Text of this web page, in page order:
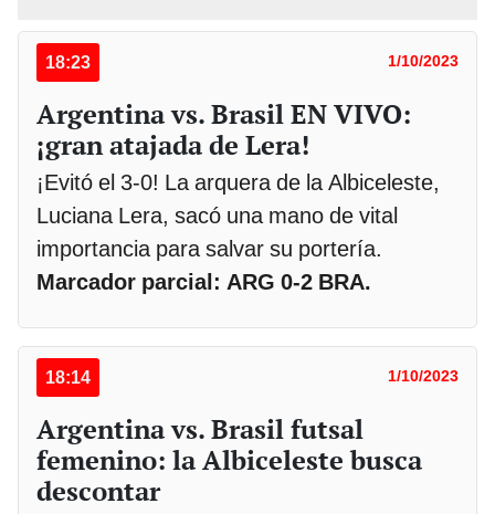
18:23 1/10/2023
Argentina vs. Brasil EN VIVO:
¡gran atajada de Lera!
¡Evitó el 3-0! La arquera de la Albiceleste,
Luciana Lera, sacó una mano de vital
importancia para salvar su portería.
Marcador parcial: ARG 0-2 BRA.
18:14 1/10/2023
Argentina vs. Brasil futsal
femenino: la Albiceleste busca
descontar